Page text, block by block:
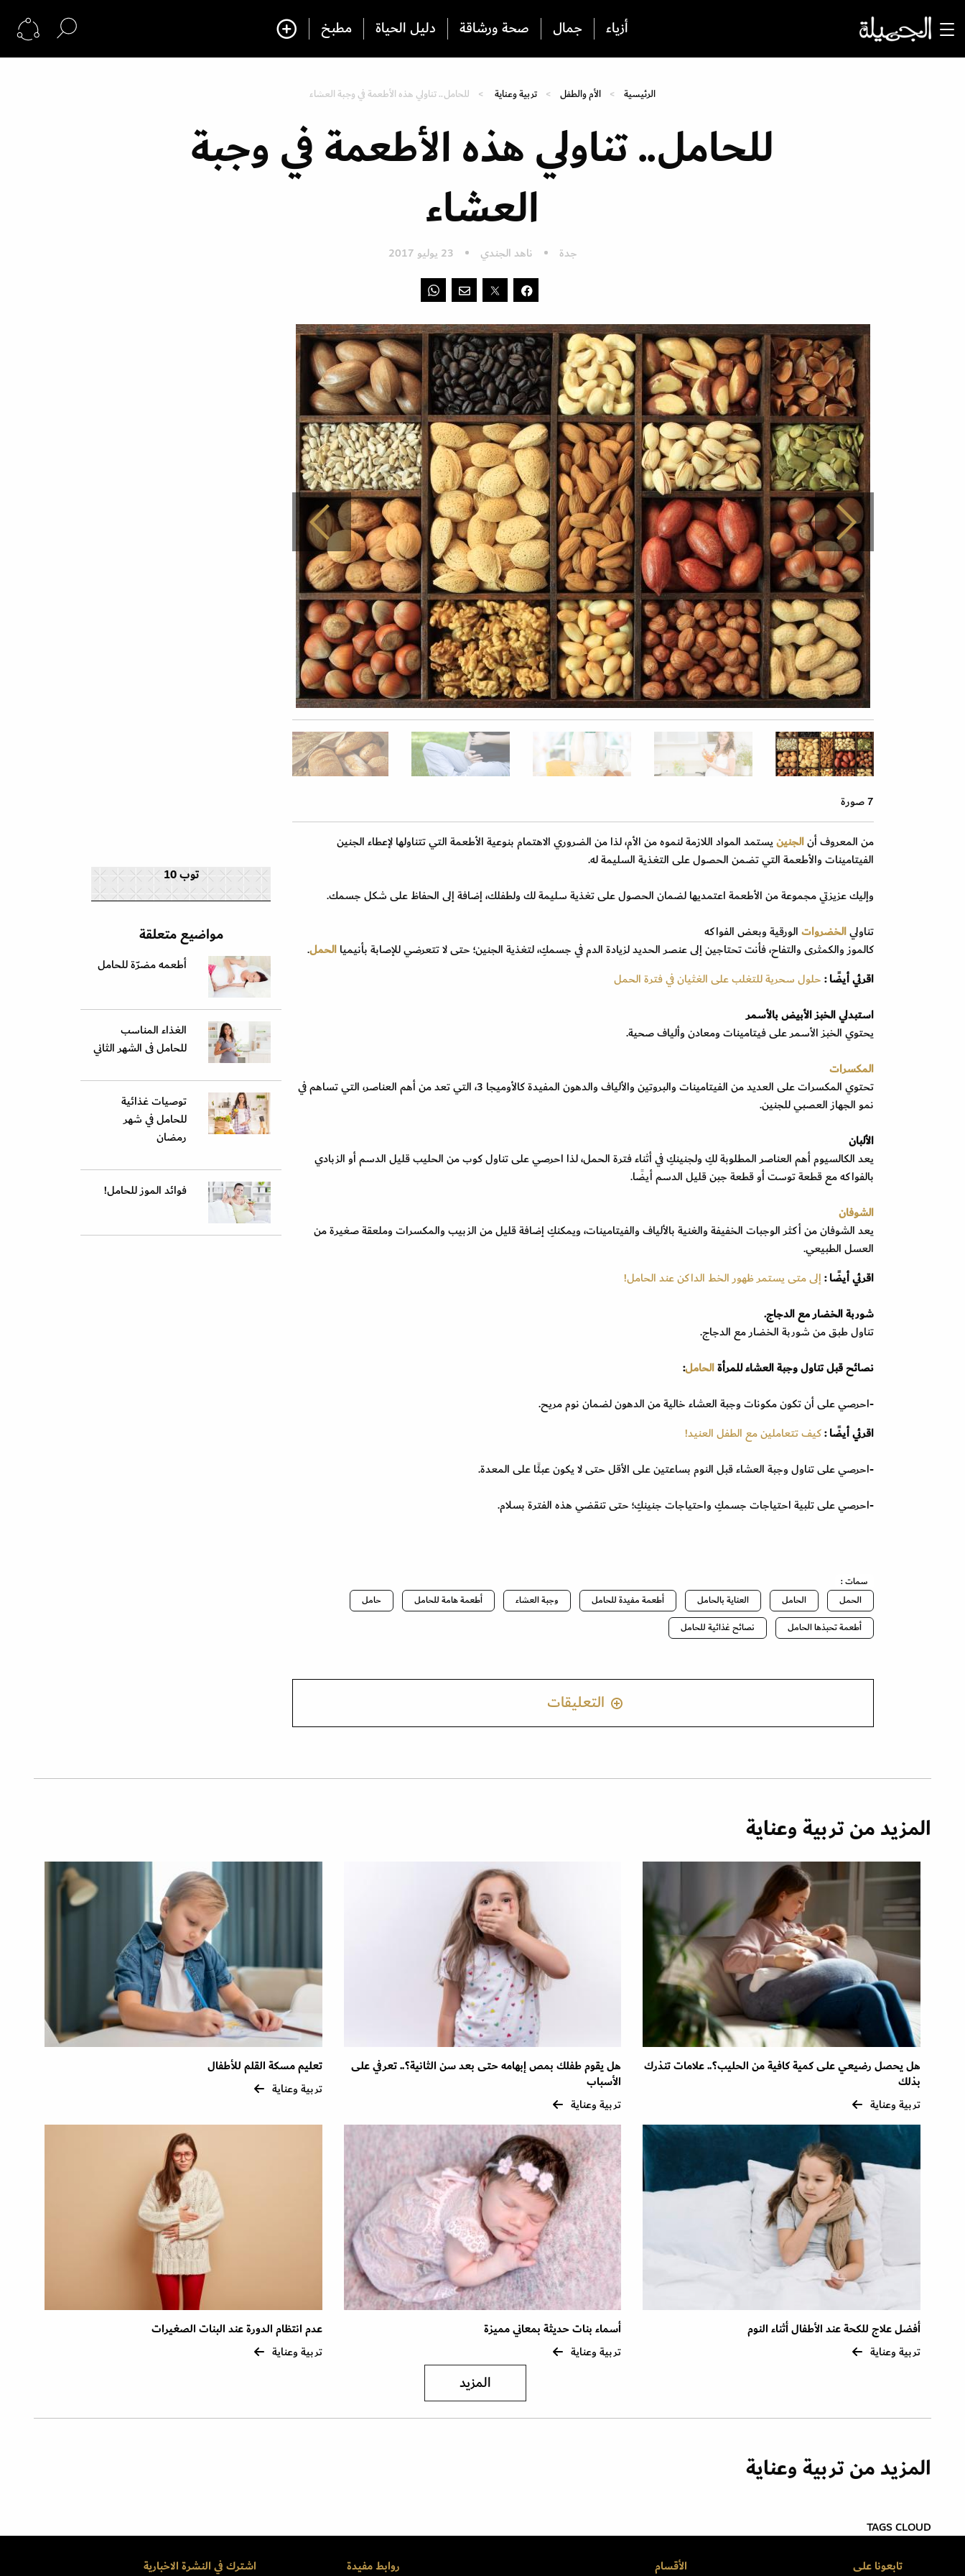
أزياء جمال صحة ورشاقة دليل الحياة مطبخ
الرئيسية الأم والطفل تربية وعناية للحامل.. تناولي هذه الأطعمة في وجبة العشاء
للحامل.. تناولي هذه الأطعمة في وجبة
العشاء
جدة ناهد الجندي 23 يوليو 2017
7 صورة
من المعروف أنالجنينيستمد المواد اللازمة لنموه من الأم، لذا من الضروري الاهتمام بنوعية الأطعمة التي تتناولها لإعطاء الجنين
الفيتامينات والأطعمة التي تضمن الحصول على التغذية السليمة له.
وإليك عزيزتي مجموعة من الأطعمة اعتمديها لضمان الحصول على تغذية سليمة لك ولطفلك، إضافة إلى الحفاظ على شكل جسمك.
تناوليالخضرواتالورقية وبعض الفواكه
كالموز والكمثرى والتفاح، فأنت تحتاجين إلى عنصر الحديد لزيادة الدم في جسمكِ، لتغذية الجنين؛ حتى لا تتعرضي للإصابة بأنيمياالحمل.
اقرئي أيضًا :حلول سحرية للتغلب على الغثيان في فترة الحمل
استبدلي الخبز الأبيض بالأسمر
يحتوي الخبز الأسمر على فيتامينات ومعادن وألياف صحية.
المكسرات
تحتوي المكسرات على العديد من الفيتامينات والبروتين والألياف والدهون المفيدة كالأوميجا 3، التي تعد من أهم العناصر، التي تساهم في
نمو الجهاز العصبي للجنين.
الألبان
يعد الكالسيوم أهم العناصر المطلوبة لكِ ولجنينكِ في أثناء فترة الحمل، لذا احرصي على تناول كوب من الحليب قليل الدسم أو الزبادي
بالفواكه مع قطعة توست أو قطعة جبن قليل الدسم أيضًا.
الشوفان
يعد الشوفان من أكثر الوجبات الخفيفة والغنية بالألياف والفيتامينات، ويمكنكِ إضافة قليل من الزبيب والمكسرات وملعقة صغيرة من
العسل الطبيعي.
اقرئي أيضًا :إلى متى يستمر ظهور الخط الداكن عند الحامل!
شوربة الخضار مع الدجاج.
تناول طبق من شوربة الخضار مع الدجاج.
نصائح قبل تناول وجبة العشاء للمرأةالحامل:
-احرصي على أن تكون مكونات وجبة العشاء خالية من الدهون لضمان نوم مريح.
اقرئي أيضًا :كيف تتعاملين مع الطفل العنيد!
-احرصي على تناول وجبة العشاء قبل النوم بساعتين على الأقل حتى لا يكون عبئًا على المعدة.
-احرصي على تلبية احتياجات جسمكِ واحتياجات جنينكِ؛ حتى تنقضي هذه الفترة بسلام.
سمات :
الحمل
الحامل العناية بالحامل أطعمة مفيدة للحامل وجبة العشاء أطعمة هامة للحامل
حامل
أطعمة تحبذها الحامل
نصائح غذائية للحامل
التعليقات
توب 10
مواضيع متعلقة
أطعمه مضرّة للحامل
الغذاء المناسب
للحامل فى الشهر الثاني
توصيات غذائية
للحامل في شهر
رمضان
فوائد الموز للحامل!
المزيد من تربية وعناية
هل يحصل رضيعي على كمية كافية من الحليب؟.. علامات تنذرك
بذلك
تربية وعناية
هل يقوم طفلك بمص إبهامه حتى بعد سن الثانية؟.. تعرفي على
الأسباب
تربية وعناية
تعليم مسكة القلم للأطفال
تربية وعناية
أفضل علاج للكحة عند الأطفال أثناء النوم
تربية وعناية
أسماء بنات حديثة بمعاني مميزة
تربية وعناية
عدم انتظام الدورة عند البنات الصغيرات
تربية وعناية
المزيد
المزيد من تربية وعناية
TAGS CLOUD
تابعونا على الأقسام روابط مفيدة اشترك في النشرة الاخبارية